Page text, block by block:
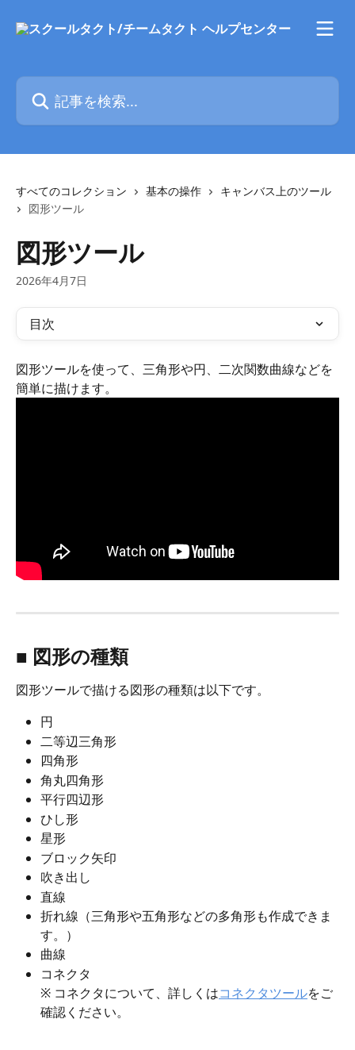
記事を検索...
すべてのコレクション 基本の操作
キャンバス上のツール
図形ツール
図形ツール
2026年4月7日
目次
図形ツールを使って、三角形や円、二次関数曲線などを
簡単に描けます。
■ 図形の種類
図形ツールで描ける図形の種類は以下です。
円
二等辺三角形
四角形
角丸四角形
平行四辺形
ひし形
星形
ブロック矢印
吹き出し
直線
折れ線（三角形や五角形などの多角形も作成できま
す。）
曲線
コネクタ
※ コネクタについて、詳しくはコネクタツールをご
確認ください。